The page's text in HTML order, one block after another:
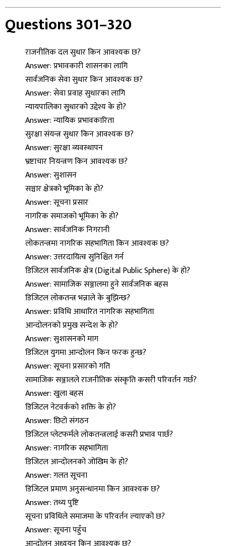
Questions 301–320
राजनीतिक दल सुधार किन आवश्यक छ?
Answer: प्रभावकारी शासनका लागि
सार्वजनिक सेवा सुधार किन आवश्यक छ?
Answer: सेवा प्रवाह सुधारका लागि
न्यायपालिका सुधारको उद्देश्य के हो?
Answer: न्यायिक प्रभावकारिता
सुरक्षा संयन्त्र सुधार किन आवश्यक छ?
Answer: सुरक्षा व्यवस्थापन
भ्रष्टाचार नियन्त्रण किन आवश्यक छ?
Answer: सुशासन
सञ्चार क्षेत्रको भूमिका के हो?
Answer: सूचना प्रसार
नागरिक समाजको भूमिका के हो?
Answer: सार्वजनिक निगरानी
लोकतन्त्रमा नागरिक सहभागिता किन आवश्यक छ?
Answer: उत्तरदायित्व सुनिश्चित गर्न
डिजिटल सार्वजनिक क्षेत्र (Digital Public Sphere) के हो?
Answer: सामाजिक सञ्जालमा हुने सार्वजनिक बहस
डिजिटल लोकतन्त्र भन्नाले के बुझिन्छ?
Answer: प्रविधि आधारित नागरिक सहभागिता
आन्दोलनको प्रमुख सन्देश के हो?
Answer: सुशासनको माग
डिजिटल युगमा आन्दोलन किन फरक हुन्छ?
Answer: सूचना प्रसारको गति
सामाजिक सञ्जालले राजनीतिक संस्कृति कसरी परिवर्तन गर्छ?
Answer: खुला बहस
डिजिटल नेटवर्कको शक्ति के हो?
Answer: छिटो संगठन
डिजिटल प्लेटफर्मले लोकतन्त्रलाई कसरी प्रभाव पार्छ?
Answer: नागरिक सहभागिता
डिजिटल आन्दोलनको जोखिम के हो?
Answer: गलत सूचना
डिजिटल प्रमाण अनुसन्धानमा किन आवश्यक छ?
Answer: तथ्य पुष्टि
सूचना प्रविधिले समाजमा के परिवर्तन ल्याएको छ?
Answer: सूचना पहुँच